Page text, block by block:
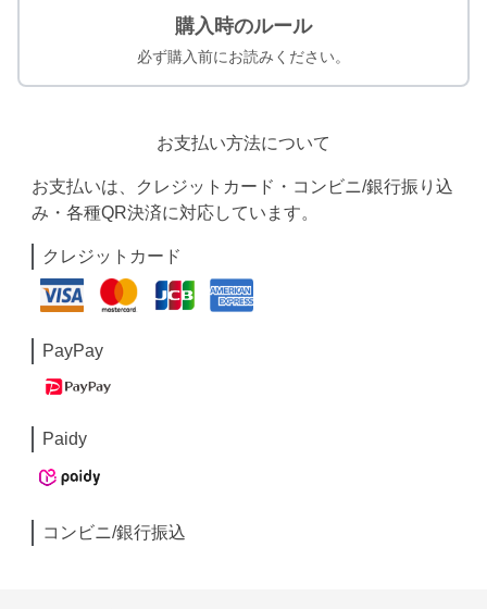
購入時のルール
必ず購入前にお読みください。
お支払い方法について
お支払いは、クレジットカード・コンビニ/銀行振り込
み・各種QR決済に対応しています。
クレジットカード
PayPay
Paidy
コンビニ/銀行振込